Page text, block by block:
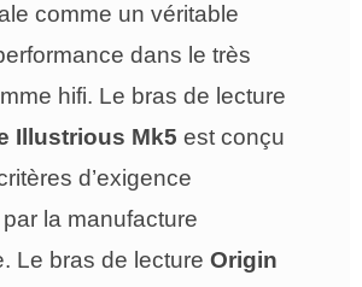
comme un véritable
dans le très
hifi. Le bras de lecture
Illustrious Mk5 est conçu
d’exigence
la manufacture
Le bras de lecture Origin